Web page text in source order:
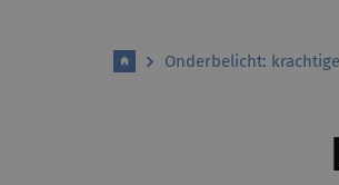
Onderbelicht: